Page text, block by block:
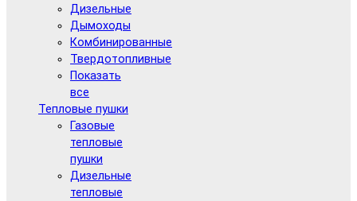
Дизельные
Дымоходы
Комбинированные
Твердотопливные
Показать
все
Тепловые пушки
Газовые
тепловые
пушки
Дизельные
тепловые